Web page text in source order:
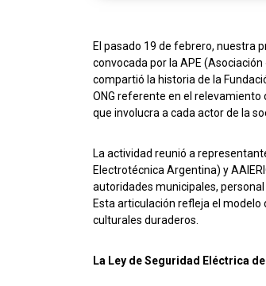
El pasado 19 de febrero, nuestra
convocada por la APE
compartió la historia de la
ONG referente en el
que involucra a cada actor de la
La actividad reunió a
Electrotécnica Argentina) y
autoridades municipales, personal
Esta articulación refleja el
culturales duraderos.
La Ley de Seguridad Eléctrica